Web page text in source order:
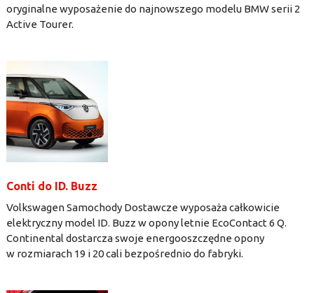
oryginalne wyposażenie do najnowszego modelu BMW serii 2
Active Tourer.
Conti do ID. Buzz
Volkswagen Samochody Dostawcze wyposaża całkowicie
elektryczny model ID. Buzz w opony letnie EcoContact 6 Q.
Continental dostarcza swoje energooszczędne opony
w rozmiarach 19 i 20 cali bezpośrednio do fabryki.